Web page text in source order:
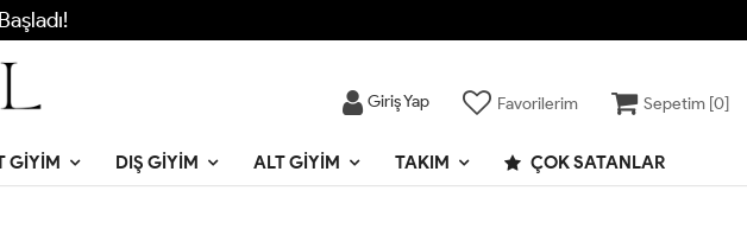
Giriş Yap Favorilerim Sepetim [0]
GIYIM DIŞ GIYIM ALT GIYIM TAKIM ÇOK SATANLAR